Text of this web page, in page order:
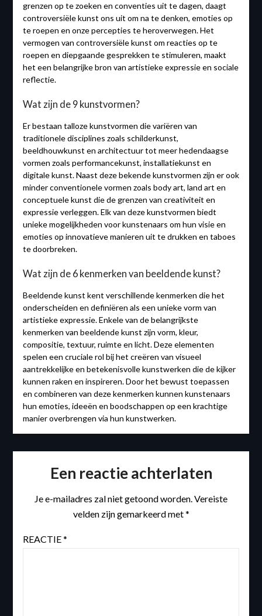
grenzen op te zoeken en conventies uit te dagen, daagt
controversiële kunst ons uit om na te denken, emoties op
te roepen en onze percepties te heroverwegen. Het
vermogen van controversiële kunst om reacties op te
roepen en diepgaande gesprekken te stimuleren, maakt
het een belangrijke bron van artistieke expressie en sociale
reflectie.
Wat zijn de 9 kunstvormen?
Er bestaan talloze kunstvormen die variëren van
traditionele disciplines zoals schilderkunst,
beeldhouwkunst en architectuur tot meer hedendaagse
vormen zoals performancekunst, installatiekunst en
digitale kunst. Naast deze bekende kunstvormen zijn er ook
minder conventionele vormen zoals body art, land art en
conceptuele kunst die de grenzen van creativiteit en
expressie verleggen. Elk van deze kunstvormen biedt
unieke mogelijkheden voor kunstenaars om hun visie en
emoties op innovatieve manieren uit te drukken en taboes
te doorbreken.
Wat zijn de 6 kenmerken van beeldende kunst?
Beeldende kunst kent verschillende kenmerken die het
onderscheiden en definiëren als een unieke vorm van
artistieke expressie. Enkele van de belangrijkste
kenmerken van beeldende kunst zijn vorm, kleur,
compositie, textuur, ruimte en licht. Deze elementen
spelen een cruciale rol bij het creëren van visueel
aantrekkelijke en betekenisvolle kunstwerken die de kijker
kunnen raken en inspireren. Door het bewust toepassen
en combineren van deze kenmerken kunnen kunstenaars
hun emoties, ideeën en boodschappen op een krachtige
manier overbrengen via hun kunstwerken.
Een reactie achterlaten
Je e-mailadres zal niet getoond worden.Vereiste
velden zijn gemarkeerd met*
REACTIE*